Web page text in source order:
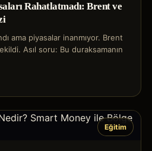
Rahatlatmadı: Brent ve
ama piyasalar inanmıyor. Brent
Asıl soru: Bu duraksamanın
Eğitim